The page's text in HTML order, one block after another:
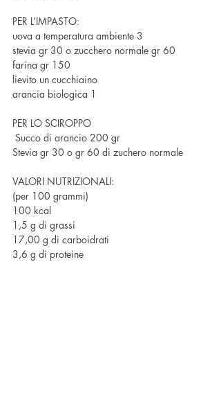
PER L’IMPASTO:
uova a temperatura ambiente 3
stevia gr 30 o zucchero normale gr 60
farina gr 150
lievito un cucchiaino
arancia biologica 1
PER LO SCIROPPO
Succo di arancio 200 gr
Stevia gr 30 o gr 60 di zuchero normale
VALORI NUTRIZIONALI:
(per 100 grammi)
100 kcal
1,5 g di grassi
17,00 g di carboidrati
3,6 g di proteine